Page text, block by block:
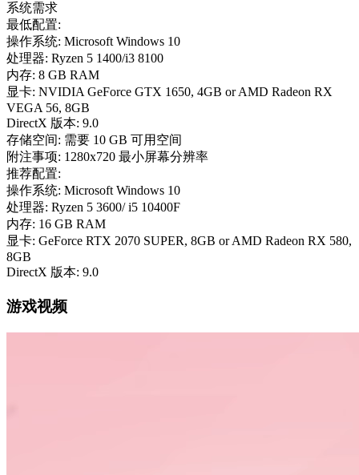
系统需求
最低配置:
操作系统: Microsoft Windows 10
处理器: Ryzen 5 1400/i3 8100
内存: 8 GB RAM
显卡: NVIDIA GeForce GTX 1650, 4GB or AMD Radeon RX
VEGA 56, 8GB
DirectX 版本: 9.0
存储空间: 需要 10 GB 可用空间
附注事项: 1280x720 最小屏幕分辨率
推荐配置:
操作系统: Microsoft Windows 10
处理器: Ryzen 5 3600/ i5 10400F
内存: 16 GB RAM
显卡: GeForce RTX 2070 SUPER, 8GB or AMD Radeon RX 580,
8GB
DirectX 版本: 9.0
游戏视频